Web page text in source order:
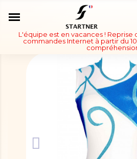
L'équipe est en vacances ! Reprise
commandes Internet à partir du